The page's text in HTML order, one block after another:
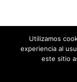
Utilizamos
experiencia al
este sitio